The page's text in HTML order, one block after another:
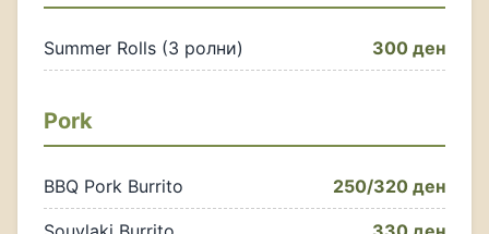
Summer Rolls (3 ролни) 300 ден
Pork
BBQ Pork Burrito 250/320 ден